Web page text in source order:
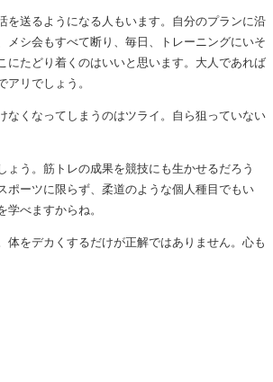
送るようになる人もいます。自分のプランに沿
メシ会もすべて断り、毎日、トレーニングにいそ
にたどり着くのはいいと思います。大人であれば
リでしょう。
くなってしまうのはツライ。自ら狙っていない
う。筋トレの成果を競技にも生かせるだろう
ポーツに限らず、柔道のような個人種目でもい
べますからね。
をデカくするだけが正解ではありません。心も